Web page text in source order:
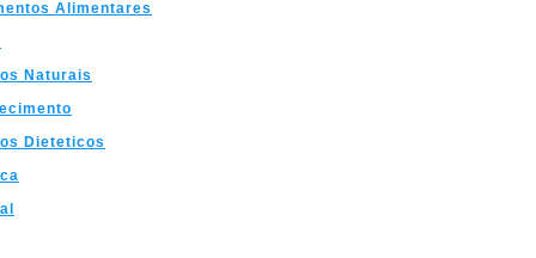
Alimentares
Naturais
Dieteticos